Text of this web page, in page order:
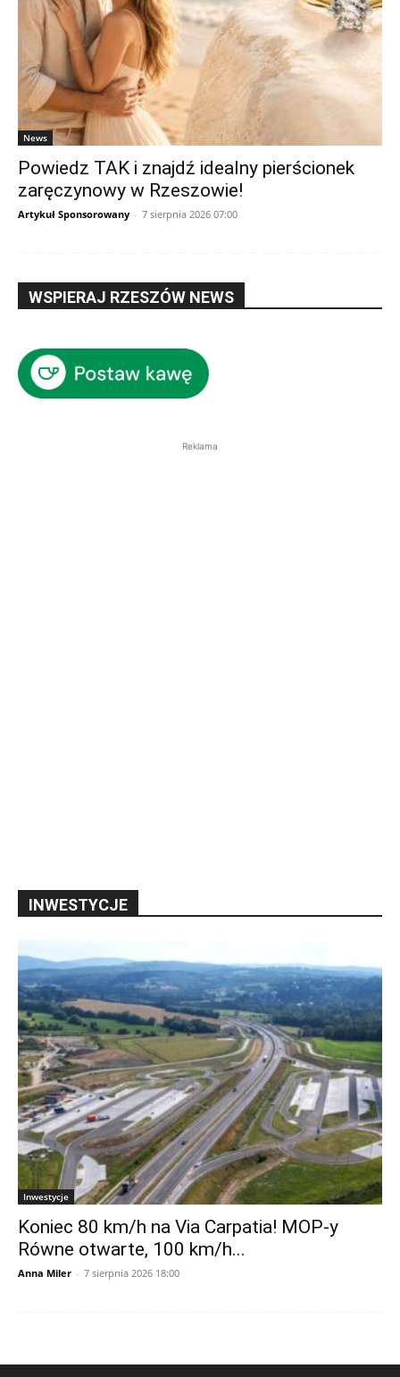
News
Powiedz TAK i znajdź idealny pierścionek
zaręczynowy w Rzeszowie!
Artykuł Sponsorowany - 7 sierpnia 2026 07:00
WSPIERAJ RZESZÓW NEWS
Reklama
INWESTYCJE
Inwestycje
Koniec 80 km/h na Via Carpatia! MOP-y
Równe otwarte, 100 km/h...
Anna Miler - 7 sierpnia 2026 18:00